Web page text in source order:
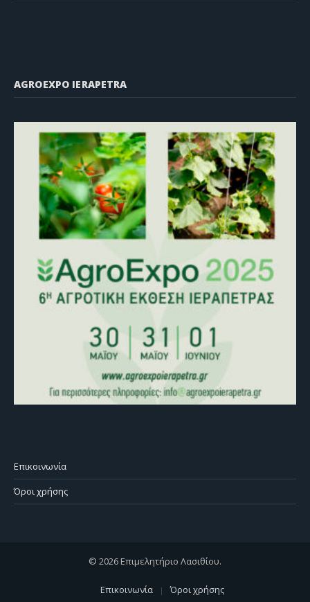
AGROEXPO IERAPETRA
Επικοινωνία
Όροι χρήσης
© 2026 Επιμελητήριο Λασιθίου.
Επικοινωνία Όροι χρήσης